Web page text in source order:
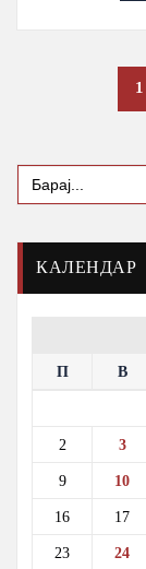
pagination
1
Search
for:
КАЛЕНДАР
П В
2 3
9 10
16 17
23 24